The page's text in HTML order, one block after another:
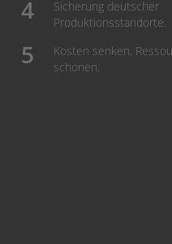
Sicherung deutscher
Produktionsstandorte.
Kosten senken,
schonen.